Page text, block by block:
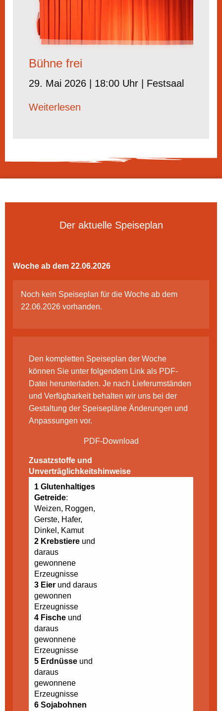
Bühne frei
29. Mai 2026 | 18:00 Uhr | Festsaal
Weiterlesen
Der aktuelle Speiseplan
Woche ab dem 22.06.2026
Noch kein Speiseplan für die Woche ab dem
22.06.2026 vorhanden.
Den kompletten Speiseplan der Woche
können Sie unter folgendem Link als PDF-
Datei herunterladen. Je nach Lieferumständen
und Verfügbarkeit behalten wir uns bei der
Gestaltung der Speisepläne Änderungen und
Anpassungen vor.
PDF-Download
Zusatzstoffe und
Unverträglichkeitshinweise
1 Glutenhaltiges
Getreide:
Weizen, Roggen,
Gerste, Hafer,
Dinkel, Kamut
2 Krebstiere und
daraus
gewonnene
Erzeugnisse
3 Eier und daraus
gewonnen
Erzeugnisse
4 Fische und
daraus
gewonnene
Erzeugnisse
5 Erdnüsse und
daraus
gewonnene
Erzeugnisse
6 Sojabohnen